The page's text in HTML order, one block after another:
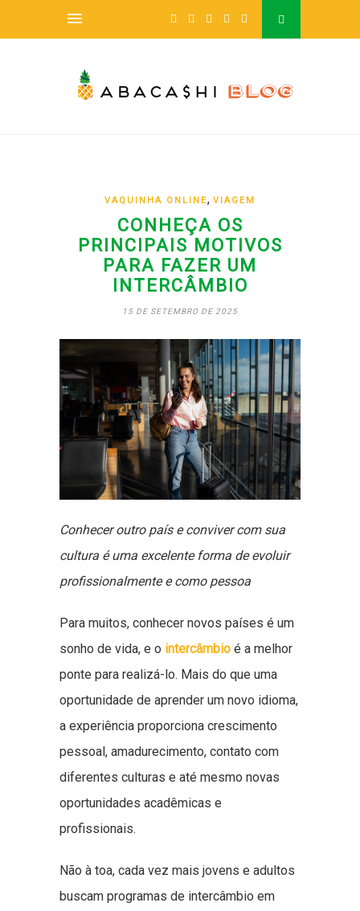
VAQUINHA ONLINE, VIAGEM
CONHEÇA OS
PRINCIPAIS MOTIVOS
PARA FAZER UM
INTERCÂMBIO
15 DE SETEMBRO DE 2025
Conhecer outro país e conviver com sua
cultura é uma excelente forma de evoluir
profissionalmente e como pessoa
Para muitos, conhecer novos países é um
sonho de vida, e o intercâmbio é a melhor
ponte para realizá-lo. Mais do que uma
oportunidade de aprender um novo idioma,
a experiência proporciona crescimento
pessoal, amadurecimento, contato com
diferentes culturas e até mesmo novas
oportunidades acadêmicas e
profissionais.
Não à toa, cada vez mais jovens e adultos
buscam programas de intercâmbio em